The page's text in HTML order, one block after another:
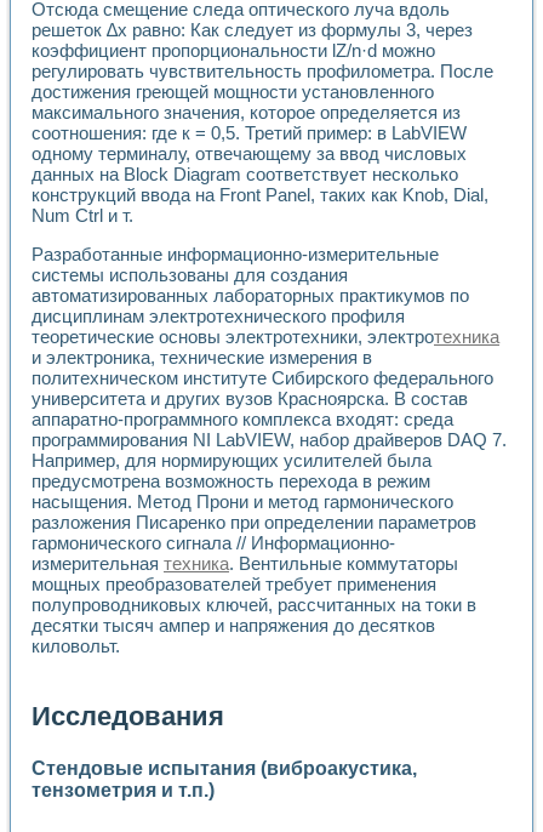
Отсюда смещение следа оптического луча вдоль
решеток ∆х равно: Как следует из формулы 3, через
коэффициент пропорциональности lZ/n·d можно
регулировать чувствительность профилометра. После
достижения греющей мощности установленного
максимального значения, которое определяется из
соотношения: где к = 0,5. Третий пример: в LabVIEW
одному терминалу, отвечающему за ввод числовых
данных на Block Diagram соответствует несколько
конструкций ввода на Front Panel, таких как Knob, Dial,
Num Ctrl и т.
Разработанные информационно-измерительные
системы использованы для создания
автоматизированных лабораторных практикумов по
дисциплинам электротехнического профиля
теоретические основы электротехники, электротехника
и электроника, технические измерения в
политехническом институте Сибирского федерального
университета и других вузов Красноярска. В состав
аппаратно-программного комплекса входят: среда
программирования NI LabVIEW, набор драйверов DAQ 7.
Например, для нормирующих усилителей была
предусмотрена возможность перехода в режим
насыщения. Метод Прони и метод гармонического
разложения Писаренко при определении параметров
гармонического сигнала // Информационно-
измерительная техника. Вентильные коммутаторы
мощных преобразователей требует применения
полупроводниковых ключей, рассчитанных на токи в
десятки тысяч ампер и напряжения до десятков
киловольт.
Исследования
Стендовые испытания (виброакустика,
тензометрия и т.п.)